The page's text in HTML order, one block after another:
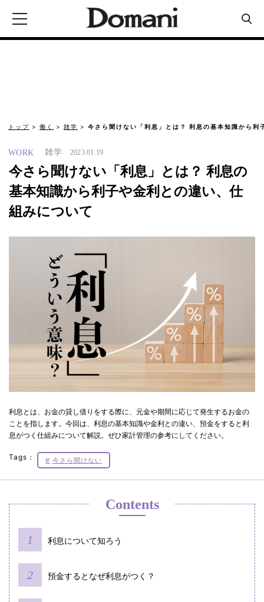
トップ 働く 雑学 今さら聞けない「利息」とは？ 利息の基本知識から利
WORK 雑学 2023.01.19
今さら聞けない「利息」とは？ 利息の
基本知識から利子や金利との違い、仕
組みについて
利息とは、お金の貸し借りをする際に、元金や期間に応じて発生するお金の
ことを指します。今回は、利息の基本知識や金利との違い、預金をすると利
息がつく仕組みについて解説。ぜひ家計管理の参考にしてください。
Tags： 今さら聞けない
Contents
利息について知ろう
預金するとなぜ利息がつく？